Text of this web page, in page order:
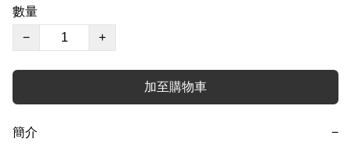
數量
−
+
加至購物車
簡介 −